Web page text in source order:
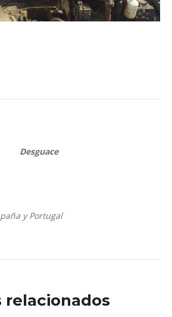
Desguace
y Portugal
relacionados